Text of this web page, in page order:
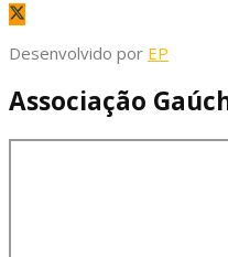
Desenvolvido por EP
Associação